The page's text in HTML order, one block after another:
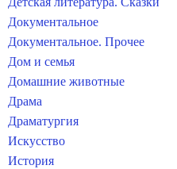
Документальное
Документальное. Прочее
Дом и семья
Домашние животные
Драма
Драматургия
Искусство
История